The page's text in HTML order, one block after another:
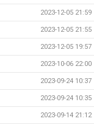
2023-12-05 21:59
2023-12-05 21:55
2023-12-05 19:57
2023-10-06 22:00
2023-09-24 10:37
2023-09-24 10:35
2023-09-14 21:12